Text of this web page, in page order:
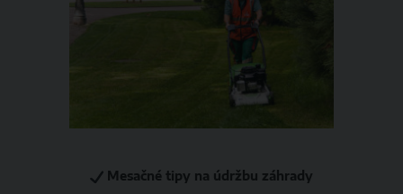
Mesačné tipy na údržbu záhrady